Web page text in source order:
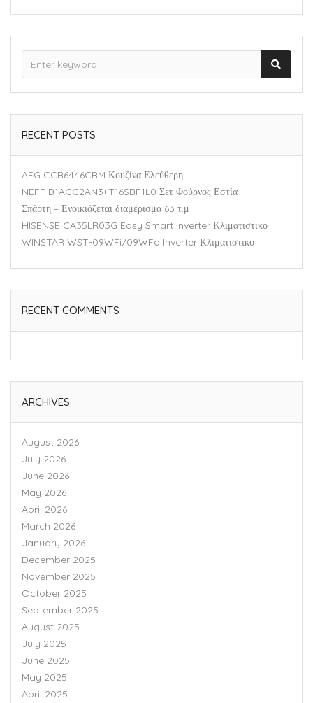
RECENT POSTS
AEG CCB6446CBM Κουζίνα Ελεύθερη
NEFF B1ACC2AN3+T16SBF1L0 Σετ Φούρνος Εστία
Σπάρτη – Ενοικιάζεται διαμέρισμα 63 τ.μ
HISENSE CA35LR03G Easy Smart Inverter Κλιματιστικό
WINSTAR WST-09WFi/09WFo Inverter Κλιματιστικό
RECENT COMMENTS
ARCHIVES
August 2026
July 2026
June 2026
May 2026
April 2026
March 2026
January 2026
December 2025
November 2025
October 2025
September 2025
August 2025
July 2025
June 2025
May 2025
April 2025